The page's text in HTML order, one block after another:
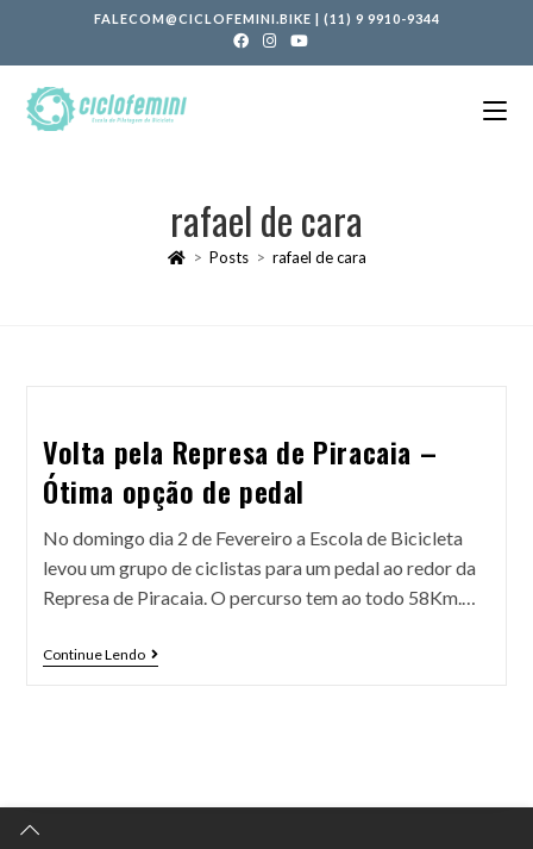
FALECOM@CICLOFEMINI.BIKE | (11) 9 9910-9344
rafael de cara
> Posts > rafael de cara
Volta pela Represa de Piracaia –
Ótima opção de pedal
No domingo dia 2 de Fevereiro a Escola de Bicicleta
levou um grupo de ciclistas para um pedal ao redor da
Represa de Piracaia. O percurso tem ao todo 58Km.…
Continue Lendo